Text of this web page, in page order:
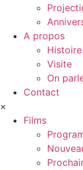
A propos
Visite
On
Contact
×
Films